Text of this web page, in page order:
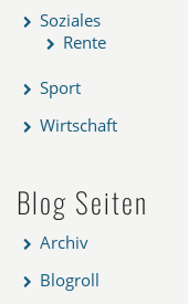
Soziales
Rente
Sport
Wirtschaft
Blog Seiten
Archiv
Blogroll